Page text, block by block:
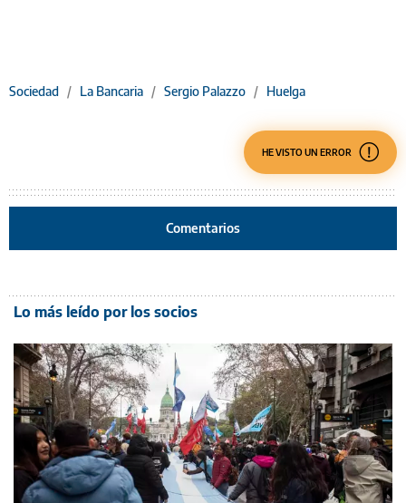
Sociedad / La Bancaria / Sergio Palazzo / Huelga
HE VISTO UN ERROR
Comentarios
Lo más leído por los socios